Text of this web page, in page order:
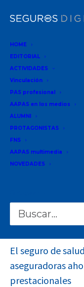
HOME
EDITORIAL
ACTIVIDADES
Vinculación
PAS profesional
AAPAS en los medios
ALUMNI
PROTAGONISTAS
FNS
AAPAS multimedia
NOVEDADES
Recent
El seguro de
aseguradoras
prestacionales